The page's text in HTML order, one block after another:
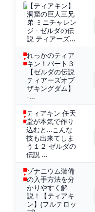
【ティアキン】
洞窟の巨人三兄
弟 ミニチャレン
ジ - ゼルダの伝
説 ティアーズ...
れっかのティア
キン！パート３
【ゼルダの伝説
ティアーズオブ
ザキングダム】
-...
ティアキン 任天
堂が本気で作り
込むと…こんな
技も出来てしま
う１２ ゼルダの
伝説 ...
ゾナニウム装備
の入手方法を分
かりやすく解
説！【ティアキ
ン】(フルテロッ